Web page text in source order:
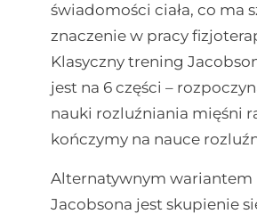
świadomości ciała, co ma
znaczenie w pracy
Klasyczny trening
jest na 6 części –
nauki rozluźniania mięśni
kończymy na nauce
Alternatywnym wariantem
Jacobsona jest skupienie